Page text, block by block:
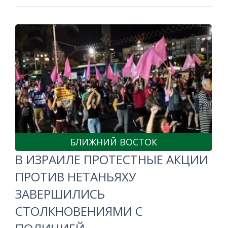
БЛИЖНИЙ ВОСТОК
В ИЗРАИЛЕ ПРОТЕСТНЫЕ АКЦИИ
ПРОТИВ НЕТАНЬЯХУ
ЗАВЕРШИЛИСЬ
СТОЛКНОВЕНИЯМИ С